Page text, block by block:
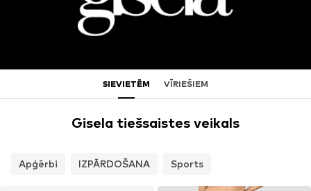
SIEVIETĒM VĪRIEŠIEM
Gisela tiešsaistes veikals
Apģērbi IZPĀRDOŠANA Sports